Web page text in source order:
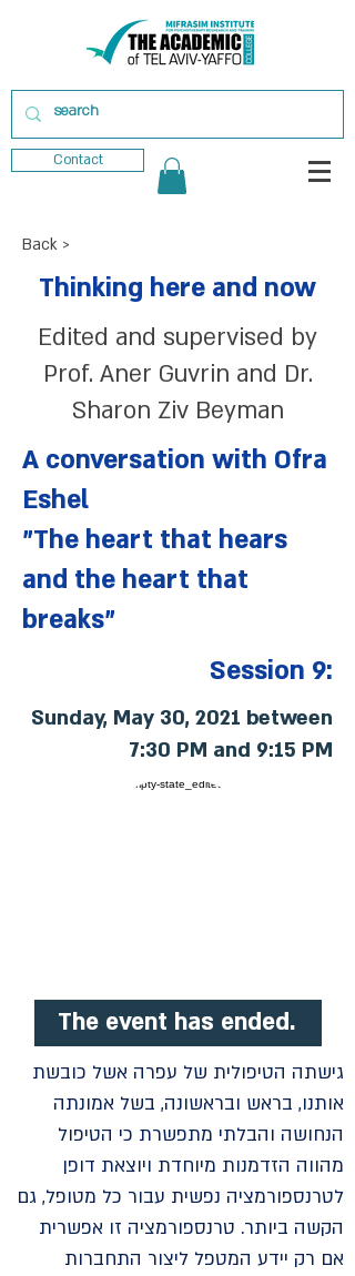
Contact
Back >
Thinking here and now
Edited and supervised by
Prof. Aner Guvrin and Dr.
Sharon Ziv Beyman
A conversation with Ofra
Eshel
"The heart that hears
and the heart that
breaks"
Session 9:
Sunday, May 30, 2021 between
7:30 PM and 9:15 PM
The event has ended.
גישתה הטיפולית של עפרה אשל כובשת
אותנו, בראש ובראשונה, בשל אמונתה
הנחושה והבלתי מתפשרת כי הטיפול
מהווה הזדמנות מיוחדת ויוצאת דופן
לטרנספורמציה נפשית עבור כל מטופל, גם
הקשה ביותר. טרנספורמציה זו אפשרית
אם רק יידע המטפל ליצור התחברות